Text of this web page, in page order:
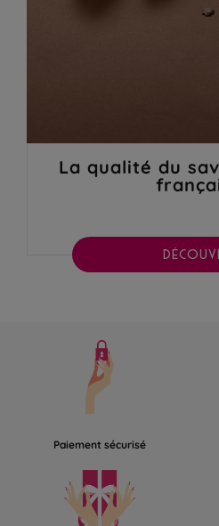
La qualité du
Paiement sécurisé